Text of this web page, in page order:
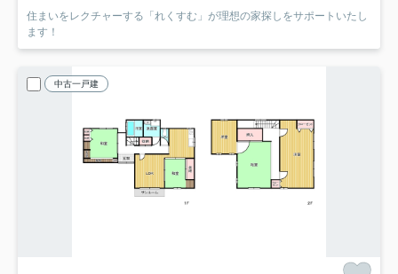
住まいをレクチャーする「れくすむ」が理想の家探しをサポートいたし
ます！
中古一戸建